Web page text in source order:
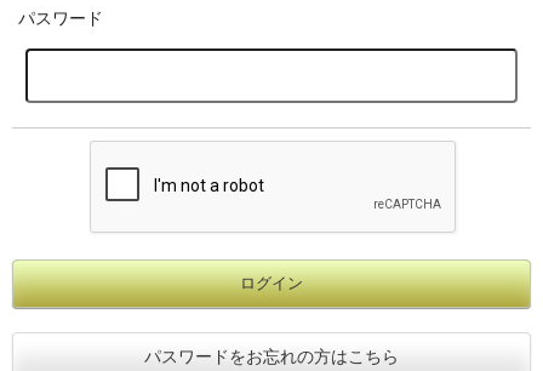
パスワード
パスワードをお忘れの方はこちら